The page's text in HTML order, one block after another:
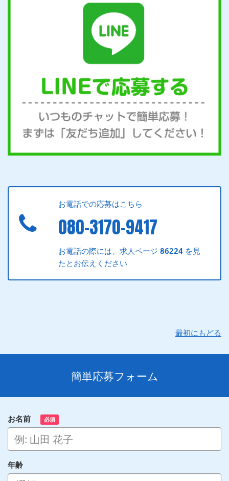
お電話での応募はこちら
080-3170-9417
お電話の際には、求人ページ86224 を見
たとお伝えください
最初にもどる
簡単応募フォーム
お名前 必須
年齢